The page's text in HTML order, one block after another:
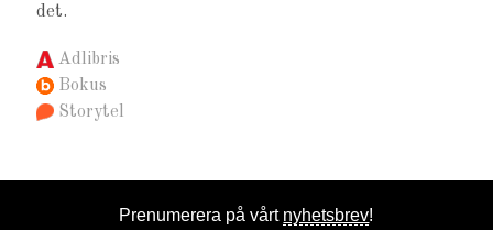
det.
Adlibris
Bokus
Storytel
Prenumerera på vårt nyhetsbrev!